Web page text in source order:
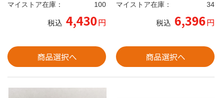
マイストア在庫： 100
税込 4,430円
商品選択へ
マイストア在庫： 34
税込 6,396円
商品選択へ